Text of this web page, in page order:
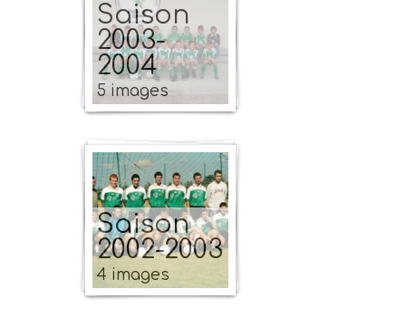
Saison
2003-
2004
5 images
Saison
2002-2003
4 images